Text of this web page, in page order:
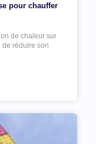
pour chauffer
de chaleur sur
de réduire son